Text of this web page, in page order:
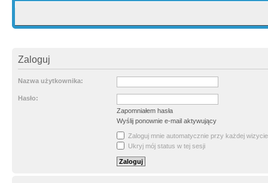
Zaloguj
Nazwa użytkownika:
Hasło:
Zapomniałem hasła
Wyślij ponownie e-mail aktywujący
Zaloguj mnie automatycznie przy każdej wizycie
Ukryj mój status w tej sesji